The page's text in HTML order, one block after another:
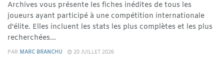
Archives vous présente les fiches inédites de tous les
joueurs ayant participé à une compétition internationale
d'élite. Elles incluent les stats les plus complètes et les plus
recherchées...
PAR MARC BRANCHU 20 JUILLET 2026